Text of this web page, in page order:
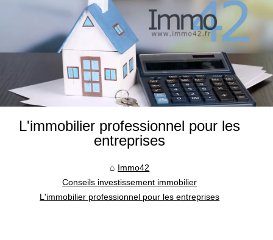
L'immobilier professionnel pour les
entreprises
Immo42
Conseils investissement immobilier
L'immobilier professionnel pour les entreprises